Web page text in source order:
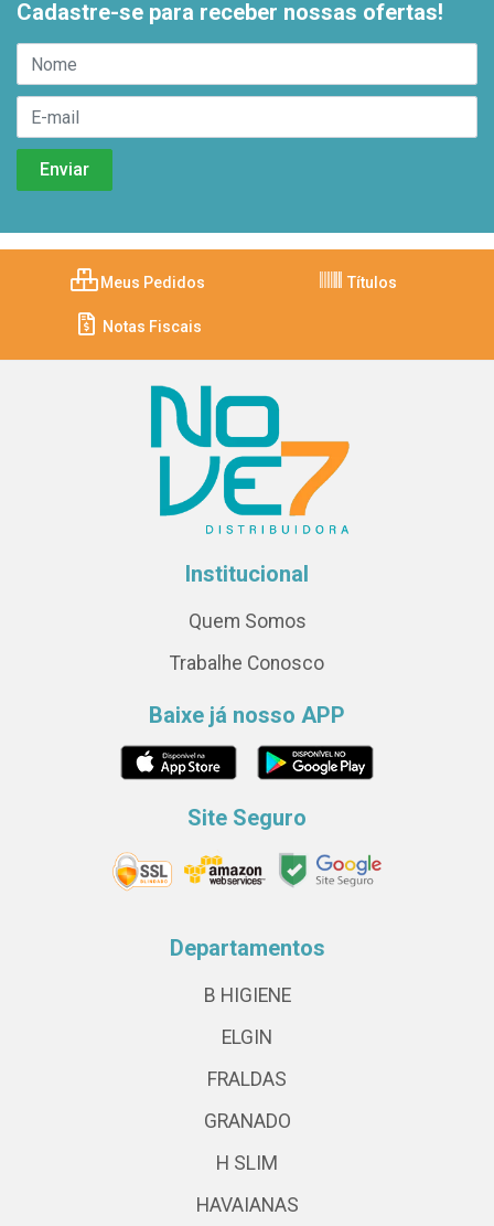
Cadastre-se para receber nossas ofertas!
Meus Pedidos Títulos
Notas Fiscais
Institucional
Quem Somos
Trabalhe Conosco
Baixe já nosso APP
Site Seguro
Departamentos
B HIGIENE
ELGIN
FRALDAS
GRANADO
H SLIM
HAVAIANAS